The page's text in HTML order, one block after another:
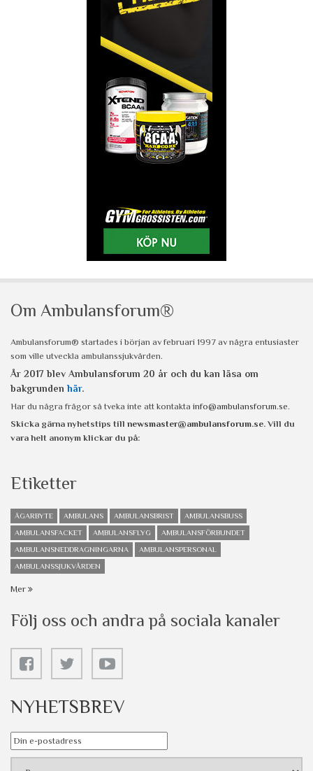
Om Ambulansforum®
Ambulansforum® startades i början av februari 1997 av några entusiaster
som ville utveckla ambulanssjukvården.
År 2017 blev Ambulansforum 20 år och du kan läsa om
bakgrunden här.
Har du några frågor så tveka inte att kontakta info@ambulansforum.se.
Skicka gärna nyhetstips till newsmaster@ambulansforum.se. Vill du
vara helt anonym klickar du på:
Etiketter
ÄGARBYTE AMBULANS AMBULANSBRIST
AMBULANSBUSS
AMBULANSFACKET
AMBULANSFLYG
AMBULANSFÖRBUNDET
AMBULANSNEDDRAGNINGARNA
AMBULANSPERSONAL
AMBULANSSJUKVÅRDEN
Mer
Följ oss och andra på sociala kanaler
NYHETSBREV